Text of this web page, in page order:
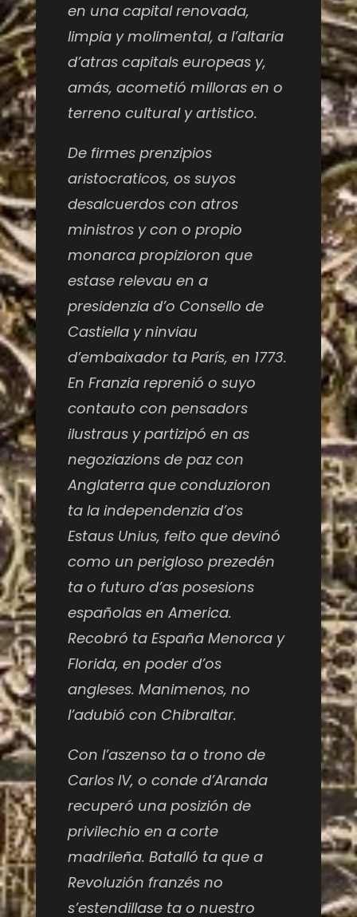
en una capital renovada,
limpia y molimental, a l’altaria
d’atras capitals europeas y,
amás, acometió milloras en o
terreno cultural y artistico.
De firmes prenzipios
aristocraticos, os suyos
desalcuerdos con atros
ministros y con o propio
monarca propizioron que
estase relevau en a
presidenzia d’o Consello de
Castiella y ninviau
d’embaixador ta París, en 1773.
En Franzia reprenió o suyo
contauto con pensadors
ilustraus y partizipó en as
negoziazions de paz con
Anglaterra que conduzioron
ta la independenzia d’os
Estaus Unius, feito que devinó
como un perigloso prezedén
ta o futuro d’as posesions
españolas en America.
Recobró ta España Menorca y
Florida, en poder d’os
angleses. Manimenos, no
l’adubió con Chibraltar.
Con l’aszenso ta o trono de
Carlos IV, o conde d’Aranda
recuperó una posizión de
privilechio en a corte
madrileña. Batalló ta que a
Revoluzión franzés no
s’estendillase ta o nuestro